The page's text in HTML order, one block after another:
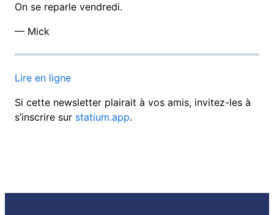
On se reparle vendredi.
— Mick
Lire en ligne
Si cette newsletter plairait à vos amis, invitez-les à
s’inscrire sur statium.app.